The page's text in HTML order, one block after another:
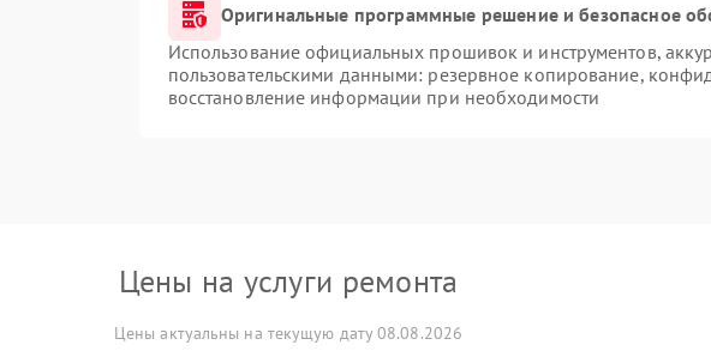
Оригинальные программные решение и безопасное
Использование официальных прошивок и инструментов,
пользовательскими данными: резервное копирование,
восстановление информации при необходимости
Цены на услуги ремонта
Цены актуальны на текущую дату 08.08.2026